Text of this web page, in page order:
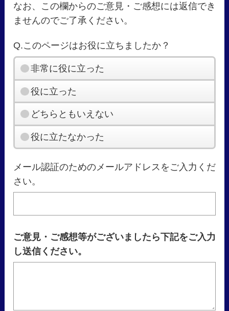
なお、この欄からのご意見・ご感想には返信でき
ませんのでご了承ください。
Q.このページはお役に立ちましたか？
非常に役に立った
役に立った
どちらともいえない
役に立たなかった
メール認証のためのメールアドレスをご入力くだ
さい。
ご意見・ご感想等がございましたら下記をご入力
し送信ください。